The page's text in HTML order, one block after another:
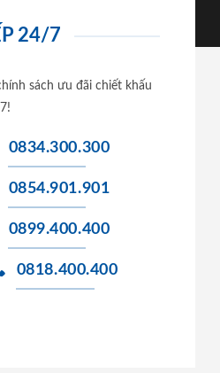
24/7
sách ưu đãi chiết khấu
0834.300.300
0854.901.901
0899.400.400
0818.400.400